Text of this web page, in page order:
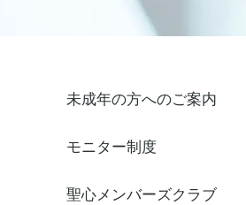
未成年の方へのご案内
モニター制度
聖心メンバーズクラブ